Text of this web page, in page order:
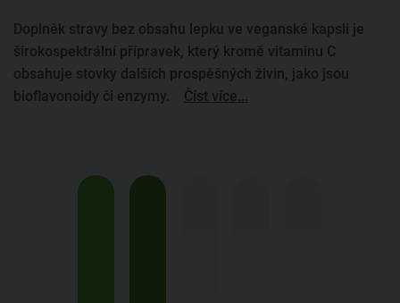
Doplněk stravy bez obsahu lepku ve veganské kapsli je
širokospektrální přípravek, který kromě vitaminu C
obsahuje stovky dalších prospěšných živin, jako jsou
bioflavonoidy či enzymy. Číst více...